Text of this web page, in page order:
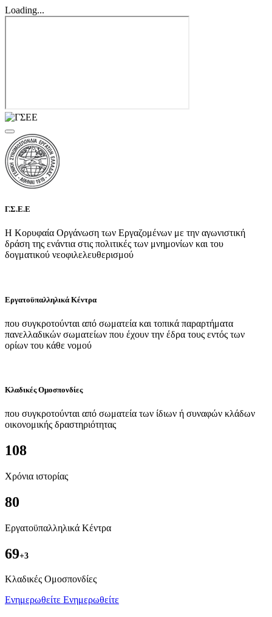
Loading...
Γ.Σ.Ε.Ε
Η Κορυφαία Οργάνωση των Εργαζομένων με την αγωνιστική
δράση της ενάντια στις πολιτικές των μνημονίων και του
δογματικού νεοφιλελευθερισμού
Εργατοϋπαλληλικά Κέντρα
που συγκροτούνται από σωματεία και τοπικά παραρτήματα
πανελλαδικών σωματείων που έχουν την έδρα τους εντός των
ορίων του κάθε νομού
Κλαδικές Ομοσπονδίες
που συγκροτούνται από σωματεία των ίδιων ή συναφών κλάδων
οικονομικής δραστηριότητας
108
Χρόνια ιστορίας
80
Εργατοϋπαλληλικά Κέντρα
69+3
Kλαδικές Ομοσπονδίες
Ενημερωθείτε Ενημερωθείτε